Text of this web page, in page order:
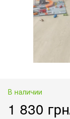
В наличии
1 830